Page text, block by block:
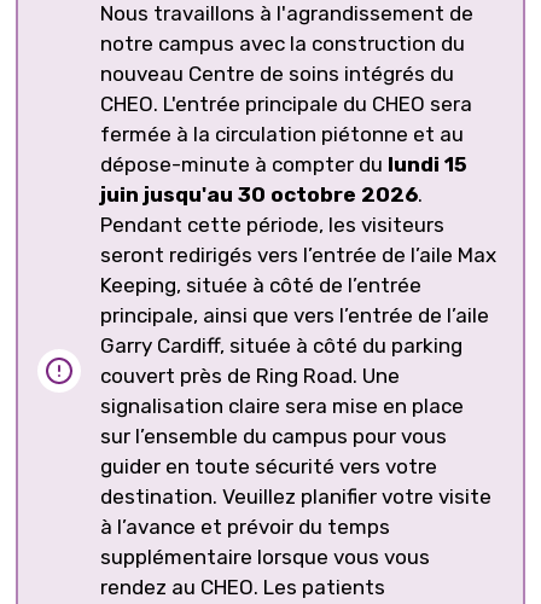
Nous travaillons à l'agrandissement de
notre campus avec la construction du
nouveau Centre de soins intégrés du
CHEO. L'entrée principale du CHEO sera
fermée à la circulation piétonne et au
dépose-minute à compter du lundi 15
juin jusqu'au 30 octobre 2026.
Pendant cette période, les visiteurs
seront redirigés vers l’entrée de l’aile Max
Keeping, située à côté de l’entrée
principale, ainsi que vers l’entrée de l’aile
Garry Cardiff, située à côté du parking
couvert près de Ring Road. Une
signalisation claire sera mise en place
sur l’ensemble du campus pour vous
guider en toute sécurité vers votre
destination. Veuillez planifier votre visite
à l’avance et prévoir du temps
supplémentaire lorsque vous vous
rendez au CHEO. Les patients